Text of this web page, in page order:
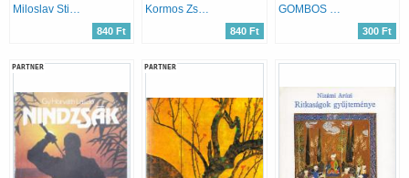
840 Ft 840 Ft 300 Ft
PARTNER PARTNER